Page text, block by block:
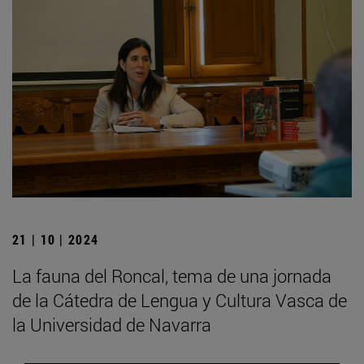
21 | 10 | 2024
La fauna del Roncal, tema de una jornada
de la Cátedra de Lengua y Cultura Vasca de
la Universidad de Navarra